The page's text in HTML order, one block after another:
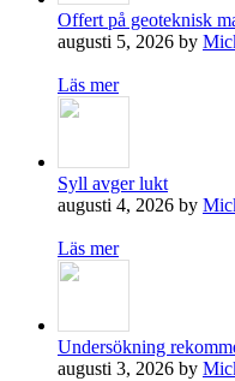
Offert på geoteknisk
augusti 5, 2026 by
Läs mer
Syll avger lukt
augusti 4, 2026 by
Läs mer
Undersökning
augusti 3, 2026 by